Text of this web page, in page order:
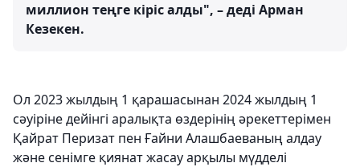
миллион теңге кіріс алды", – деді Арман
Кезекен.
Ол 2023 жылдың 1 қарашасынан 2024 жылдың 1
сәуіріне дейінгі аралықта өздерінің әрекеттерімен
Қайрат Перизат пен Ғайни Алашбаеваның алдау
және сенімге қиянат жасау арқылы мүдделі